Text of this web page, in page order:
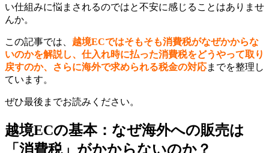
い仕組みに悩まされるのではと不安に感じることはありませ
んか。
この記事では、 越境ECではそもそも消費税がなぜかからな
いのかを解説し、仕入れ時に払った消費税をどうやって取り
戻すのか、さらに海外で求められる税金の対応までを整理し
ています。
ぜひ最後までお読みください。
越境ECの基本：なぜ海外への販売は
「消費税」がかからないのか？